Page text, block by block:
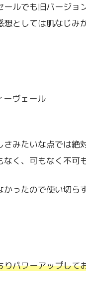
ルでも旧バージョ
としては肌なじみ
みたいな点では絶
く、可もなく不可
ったので使い切ら
パワーアップして